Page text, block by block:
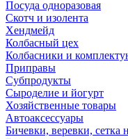
Посуда одноразовая
Скотч и изолента
Хендмейд
Колбасный цех
Колбасники и
Приправы
Субпродукты
Сыроделие и йогурт
Хозяйственные товары
Автоаксессуары
Бичевки, веревки,